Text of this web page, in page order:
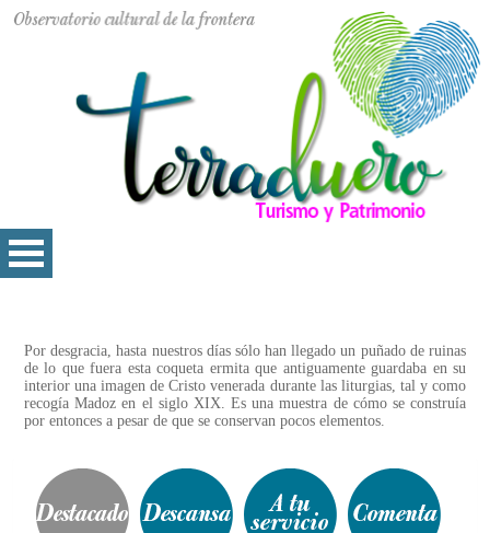
Por desgracia, hasta nuestros días sólo han llegado un puñado de ruinas
de lo que fuera esta coqueta ermita que antiguamente guardaba en su
interior una imagen de Cristo venerada durante las liturgias, tal y como
recogía Madoz en el siglo XIX. Es una muestra de cómo se construía
por entonces a pesar de que se conservan pocos elementos.